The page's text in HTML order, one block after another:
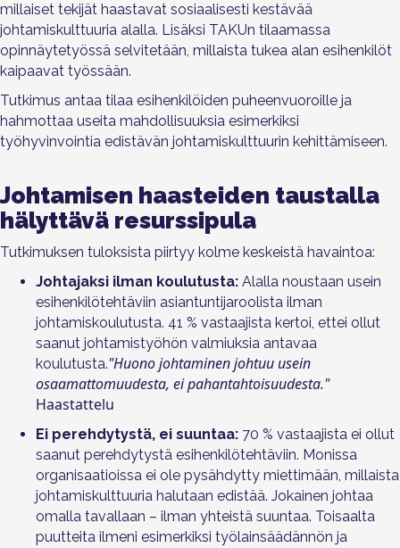
millaiset tekijät haastavat sosiaalisesti kestävää
johtamiskulttuuria alalla. Lisäksi TAKUn tilaamassa
opinnäytetyössä selvitetään, millaista tukea alan esihenkilöt
kaipaavat työssään.
Tutkimus antaa tilaa esihenkilöiden puheenvuoroille ja
hahmottaa useita mahdollisuuksia esimerkiksi
työhyvinvointia edistävän johtamiskulttuurin kehittämiseen.
Johtamisen haasteiden taustalla
hälyttävä resurssipula
Tutkimuksen tuloksista piirtyy kolme keskeistä havaintoa:
Johtajaksi ilman koulutusta: Alalla noustaan usein
esihenkilötehtäviin asiantuntijaroolista ilman
johtamiskoulutusta. 41 % vastaajista kertoi, ettei ollut
saanut johtamistyöhön valmiuksia antavaa
koulutusta."Huono johtaminen johtuu usein
osaamattomuudesta, ei pahantahtoisuudesta."
Haastattelu
Ei perehdytystä, ei suuntaa: 70 % vastaajista ei ollut
saanut perehdytystä esihenkilötehtäviin. Monissa
organisaatioissa ei ole pysähdytty miettimään, millaista
johtamiskulttuuria halutaan edistää. Jokainen johtaa
omalla tavallaan – ilman yhteistä suuntaa. Toisaalta
puutteita ilmeni esimerkiksi työlainsäädännön ja